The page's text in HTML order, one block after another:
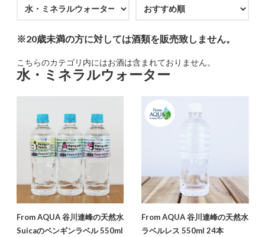
※20歳未満の方に対しては酒類を販売致しません。
こちらのカテゴリ内にはお酒は含まれておりません。
水・ミネラルウォーター
From AQUA 谷川連峰の天然水
Suicaのペンギンラベル 550ml
From AQUA 谷川連峰の天然水
ラベルレス 550ml 24本